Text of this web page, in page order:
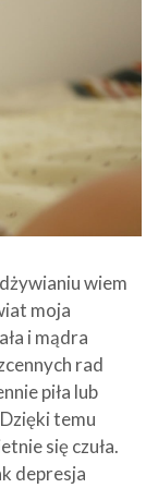
wiem
moja
i mądra
rad
piła lub
temu
się czuła.
depresja